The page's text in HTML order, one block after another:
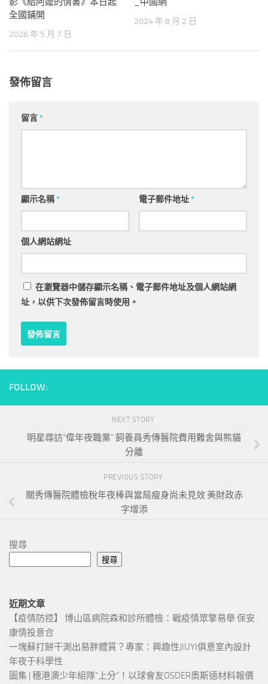
全國鋪開
2026 年 5 月 7 日
2024 年 8 月 2 日
發佈留言
留言*
顯示名稱* 電子郵件地址*
個人網站網址
在瀏覽器中儲存顯示名稱、電子郵件地址及個人網站網
址，以供下次發佈留言時使用。
FOLLOW:
NEXT STORY
明星尋訪“偉年夜職業” 飼養員秀傳醫院費用難舍與熊貓
分離
PREVIOUS STORY
關秀傳醫院體檢稅年夜棒與當局瘦身尚未見效 美財政赤
字增添
搜尋
搜尋
近期文章
【疫情防控】 博山區病院森和診所體檢：戰疫情眾擎易舉 保安
康情投意合
一塊蘇打餅干測出易胖體質？專家：興趣性JIUYI俱意室內設計
年夜于科學性
圖集 | 穗港澳少年組隊“上分“！以球會友OSDER奧斯德材料報價